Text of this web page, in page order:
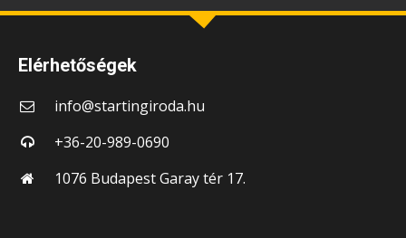
Elérhetőségek
info@startingiroda.hu
+36-20-989-0690
1076 Budapest Garay tér 17.